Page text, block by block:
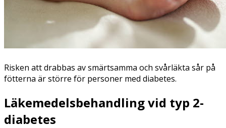
Risken att drabbas av smärtsamma och svårläkta sår på
fötterna är större för personer med diabetes.
Läkemedelsbehandling vid typ 2-
diabetes